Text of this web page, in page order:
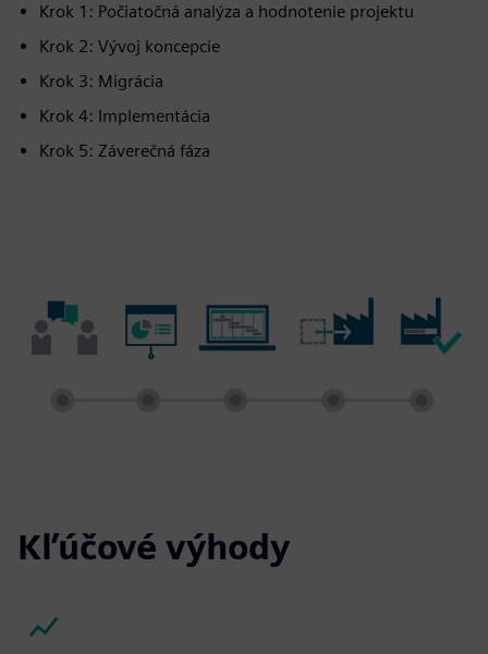
Krok 1: Počiatočná analýza a hodnotenie projektu
Krok 2: Vývoj koncepcie
Krok 3: Migrácia
Krok 4: Implementácia
Krok 5: Záverečná fáza
Kľúčové výhody